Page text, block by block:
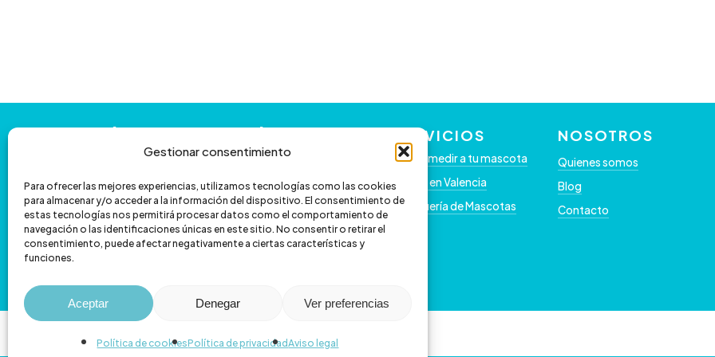
Gestionar consentimiento
Para ofrecer las mejores experiencias, utilizamos tecnologías como las cookies
para almacenar y/o acceder a la información del dispositivo. El consentimiento de
estas tecnologías nos permitirá procesar datos como el comportamiento de
navegación o las identificaciones únicas en este sitio. No consentir o retirar el
consentimiento, puede afectar negativamente a ciertas características y
funciones.
Aceptar Denegar Ver preferencias
Política de cookiesPolítica de privacidadAviso legal
Contáctanos y te ayudamos con
por teléfono
601 172 335 962 067 039
hola@veterizonia.com
SERVICIOS
Como medir a tu mascota
Clínica en Valencia
Peluquería de Mascotas
NOSOTROS
Quienes somos
Blog
Contacto
© 2026 Veterizonia.